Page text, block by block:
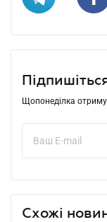
Щопонеділка
Схожі